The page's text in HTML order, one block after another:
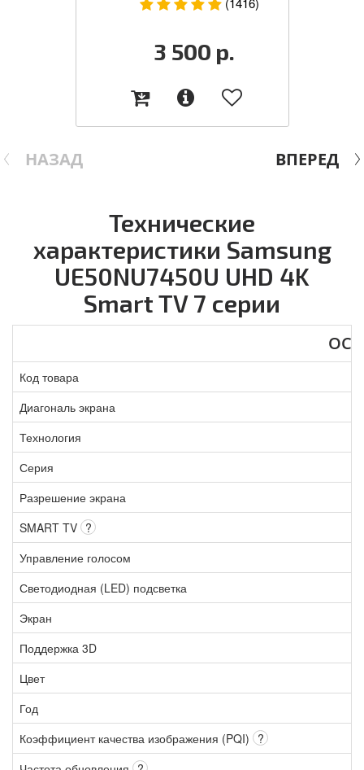
НАЗАД
3 500 р.
ВПЕРЕД
Технические
характеристики Samsung
UE50NU7450U UHD 4K
Smart TV 7 серии
Код товара
Диагональ экрана
Технология
Серия
Разрешение экрана
SMART TV ?
Управление голосом
Светодиодная (LED) подсветка
Экран
Поддержка 3D
Цвет
Год
Коэффициент качества изображения (PQI) ?